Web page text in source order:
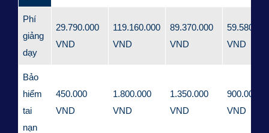
Phí
giảng
dạy
29.790.000
VND
119.160.000
VND
89.370.000
VND
VND
Bảo
hiểm
tai
nạn
450.000
VND
1.800.000
VND
1.350.000
VND
900.000
VND